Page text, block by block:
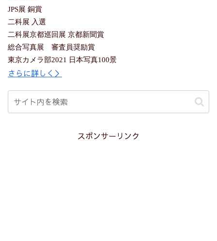
JPS展 銅賞
二科展 入選
二科展京都巡回展 京都新聞賞
総合写真展 審査員奨励賞
東京カメラ部2021 日本写真100景
さらに詳しく＞
スポンサーリンク